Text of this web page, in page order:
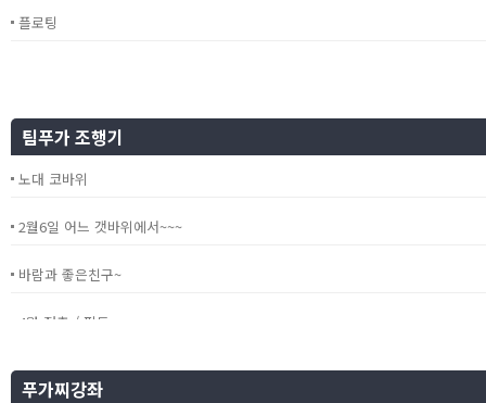
플로팅
팀푸가 조행기
노대 코바위
2월6일 어느 갯바위에서~~~
바람과 좋은친구~
4월 정출 / 필도
거제 여차 다녀왔습니다~
푸가찌강좌